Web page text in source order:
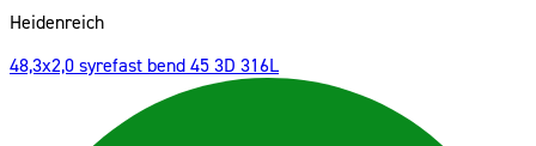
Heidenreich
48,3x2,0 syrefast bend 45 3D 316L